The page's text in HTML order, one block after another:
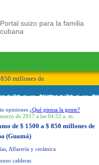
Portal suizo para la familia
cubana
850 millones de
opiniones ¿Qué piensa la gente?
de 2017 a las 04:52 a. m.
de $ 1500 a $ 850 millones de
(Guamá)
Alfarería y cerámica
calderas